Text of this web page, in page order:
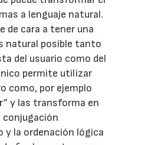
a lenguaje natural.
de cara a tener una
natural posible tanto
del usuario como del
permite utilizar
como, por ejemplo
y las transforma en
conjugación
y la ordenación lógica